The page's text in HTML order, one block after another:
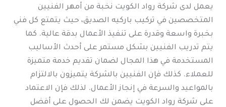
يعمل لدى شركة رواد الكويت نخبة من أمهر الفنيين
المتخصصين في تركيب باركيه الصديق، حيث يتمتع كل فني
بخبرة واسعة وقدرة على تنفيذ الأعمال بدقة عالية. كما
يتم تدريب الفنيين بشكل مستمر على أحدث الأساليب
المستخدمة في هذا المجال لضمان تقديم خدمة متميزة
للعملاء. كذلك فإن الفنيين بالشركة يتميزون بالالتزام
بالمواعيد والسرعة في إنجاز الأعمال. لذلك فإن الاعتماد
على شركة رواد الكويت يضمن لك الحصول على أفضل